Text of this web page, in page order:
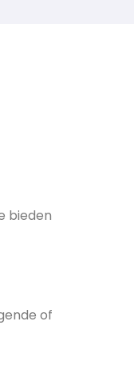
bieden
of